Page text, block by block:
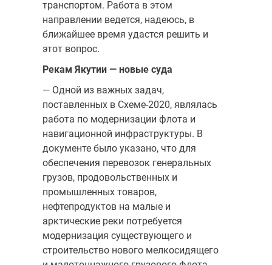
транспортом. Работа в этом
направлении ведется, надеюсь, в
ближайшее время удастся решить и
этот вопрос.
Рекам Якутии — новые суда
— Одной из важных задач,
поставленных в Схеме-2020, являлась
работа по модернизации флота и
навигационной инфраструктуры. В
документе было указано, что для
обеспечения перевозок генеральных
грузов, продовольственных и
промышленных товаров,
нефтепродуктов на малые и
арктические реки потребуется
модернизация существующего и
строительство нового мелкосидящего